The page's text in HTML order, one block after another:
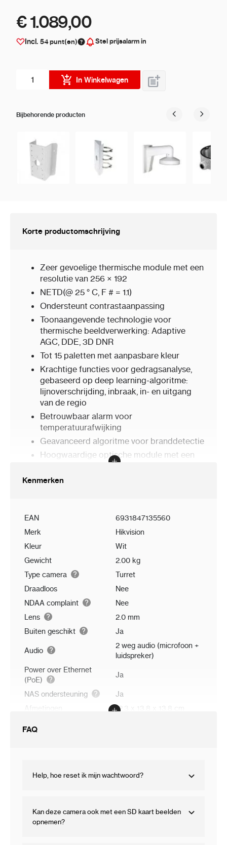
€ 1.089,00
Incl. 54punt(en) Stel prijsalarm in
In Winkelwagen
Bijbehorende producten
Korte productomschrijving
Zeer gevoelige thermische module met een
resolutie van 256 × 192
NETD(@ 25 ° C, F # = 1.1)
Ondersteunt contrastaanpassing
Toonaangevende technologie voor
thermische beeldverwerking: Adaptive
AGC, DDE, 3D DNR
Tot 15 paletten met aanpasbare kleur
Krachtige functies voor gedragsanalyse,
gebaseerd op deep learning-algoritme:
lijnoverschrijding, inbraak, in- en uitgang
van de regio
Betrouwbaar alarm voor
temperatuurafwijking
Geavanceerd algoritme voor branddetectie
Hoogwaardige optische module met een
Bi-spectrum beeldfusie, beeld-in-beeld
Kenmerken
EAN
6931847135560
Merk
Hikvision
Kleur
Wit
Gewicht
2.00 kg
Type camera
Turret
Draadloos
Nee
NDAA complaint
Nee
Lens
2.0 mm
Buiten geschikt
Ja
Audio
2 weg audio (microfoon +
luidspreker)
Power over Ethernet
(PoE)
Ja
NAS ondersteuning
Ja
Afmetingen
12.3 x 13.8 x 13.8 cm
FAQ
Help, hoe reset ik mijn wachtwoord?
Kan deze camera ook met een SD kaart beelden
opnemen?